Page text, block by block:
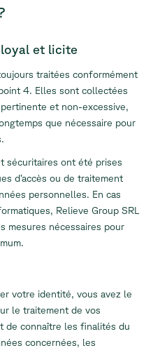
loyal et licite
traitées conformément
4. Elles sont collectées
et non-excessive,
que nécessaire pour
sécuritaires ont été prises
d’accès ou de traitement
personnelles. En cas
Relieve Group SRL
mesures nécessaires pour
votre identité, vous avez le
le traitement de vos
de connaître les finalités du
concernées, les